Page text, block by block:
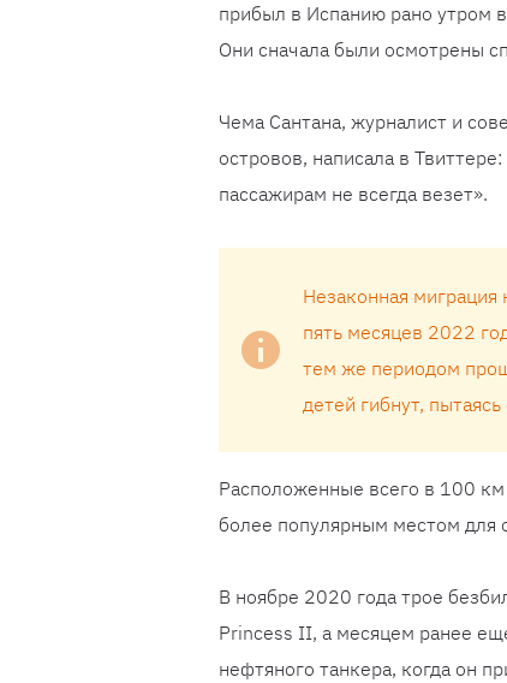
прибыл в Испанию рано утром
Они сначала были осмотрены
Чема Сантана, журналист и
островов, написала в
пассажирам не всегда везет».
Незаконная
пять месяцев 2022
тем же периодом
детей гибнут,
Расположенные всего в 100 км
более популярным местом для
В ноябре 2020 года трое
Princess II, а месяцем ранее
нефтяного танкера, когда он